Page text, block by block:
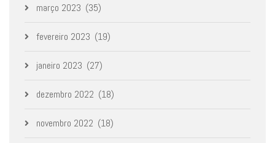
março 2023 (35)
fevereiro 2023 (19)
janeiro 2023 (27)
dezembro 2022 (18)
novembro 2022 (18)